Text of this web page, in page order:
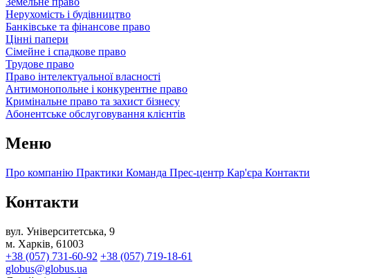
Нерухомість і будівництво
Банківське та фінансове право
Цінні папери
Сімейне і спадкове право
Трудове право
Право інтелектуальної власності
Антимонопольне і конкурентне право
Кримінальне право та захист бізнесу
Абонентське обслуговування клієнтів
Меню
Про компанію Практики Команда Прес-центр Кар'єра Контакти
Контакти
вул. Університетська, 9
м. Харків, 61003
+38 (057) 731-60-92 +38 (057) 719-18-61
globus@globus.ua